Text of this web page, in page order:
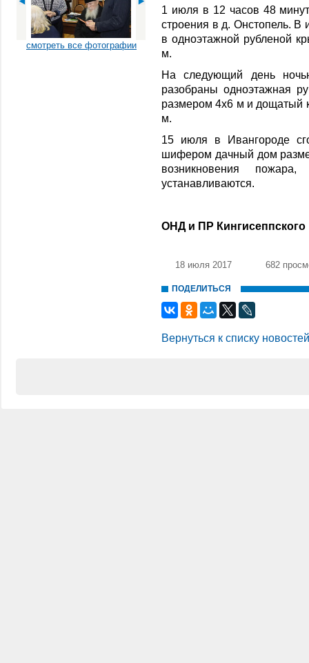
смотреть все фотографии
1 июля в 12 часов 48
строения в д. Онстопель. В
в одноэтажной рубленой
м.
На следующий день
разобраны одноэтажная
размером 4х6 м и дощатый
м.
15 июля в Ивангороде
шифером дачный дом
возникновения
устанавливаются.
ОНД и ПР Кингисеппского
18 июля 2017 682
ПОДЕЛИТЬСЯ
Вернуться к списку новостей